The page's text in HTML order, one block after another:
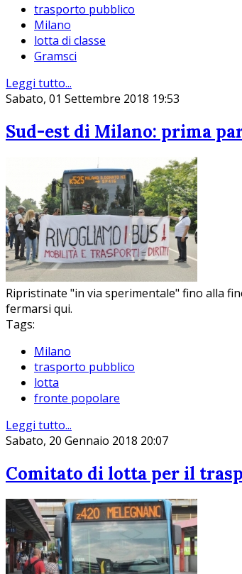
trasporto pubblico
Milano
lotta di classe
Gramsci
Leggi tutto...
Sabato, 01 Settembre 2018 19:53
Sud-est di Milano: prima
Ripristinate "in via sperimentale" fino alla
fermarsi qui.
Tags:
Milano
trasporto pubblico
lotta
fronte popolare
Leggi tutto...
Sabato, 20 Gennaio 2018 20:07
Comitato di lotta per il